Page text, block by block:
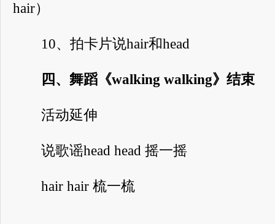
hair）
10、拍卡片说hair和head
四、舞蹈《walking walking》结束
活动延伸
说歌谣head head 摇一摇
hair hair 梳一梳